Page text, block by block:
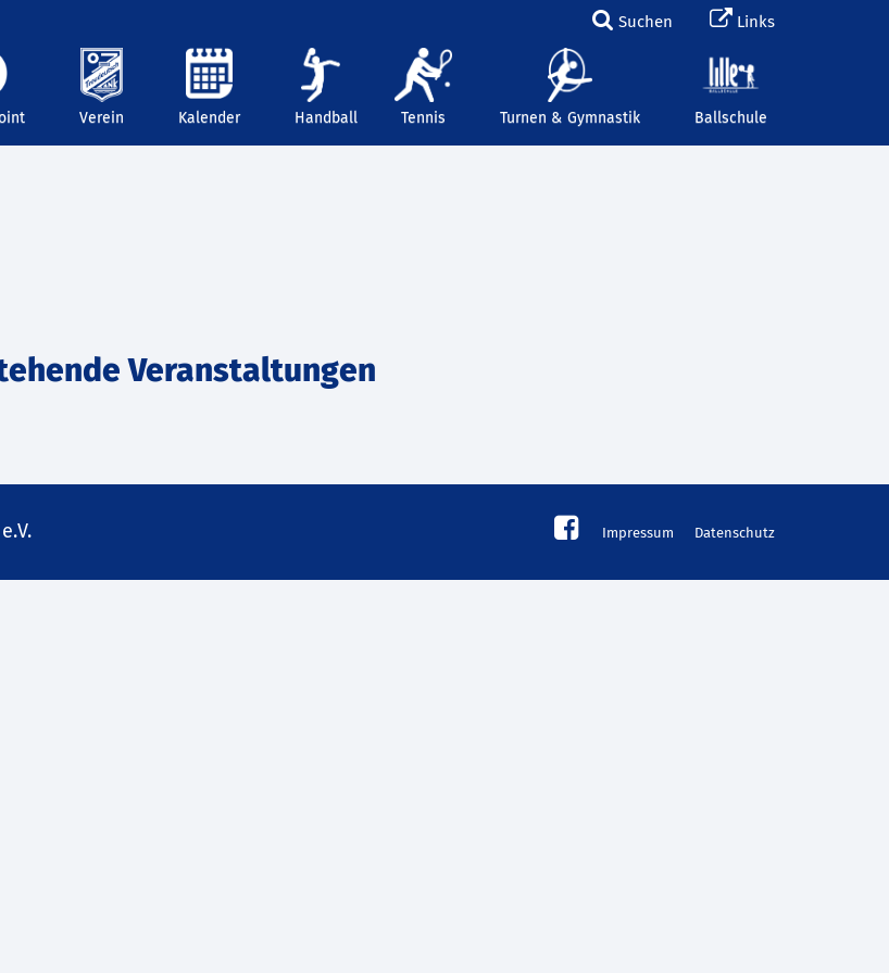
Suchen Links
Verein Kalender Handball Tennis Turnen & Gymnastik Ballschule
Veranstaltungen
Impressum Datenschutz